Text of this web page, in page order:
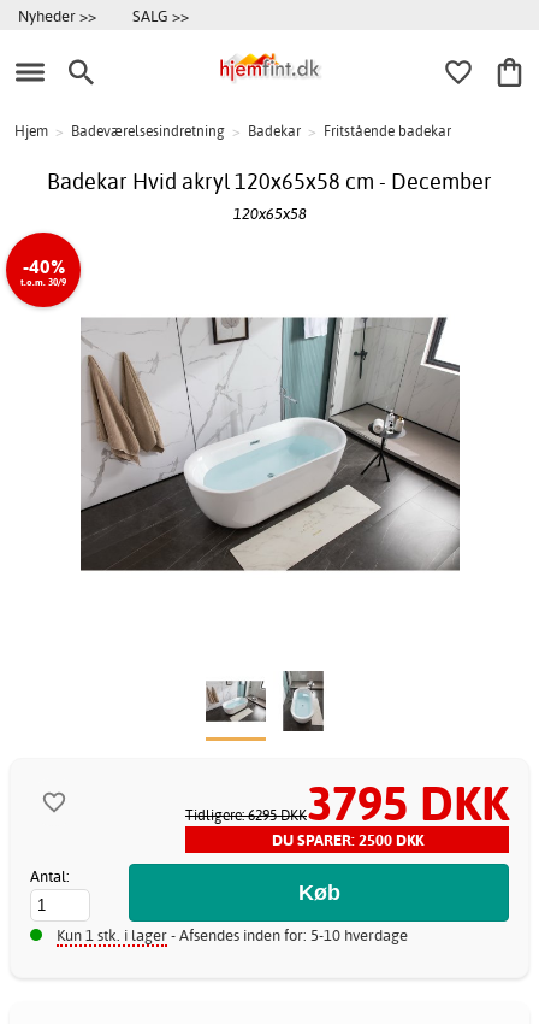
Nyheder >> SALG >>
Hjem > Badeværelsesindretning > Badekar > Fritstående badekar
Badekar Hvid akryl 120x65x58 cm - December
120x65x58
-40%
t.o.m. 30/9
Tidligere: 6295 DKK3795 DKK
DU SPARER: 2500 DKK
Antal:
Kun 1 stk. i lager- Afsendes inden for: 5-10 hverdage